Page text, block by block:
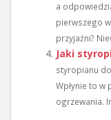
a
pierwszego
przyjaźni?
Jaki
styropianu
Wpłynie to w
ogrzewania.